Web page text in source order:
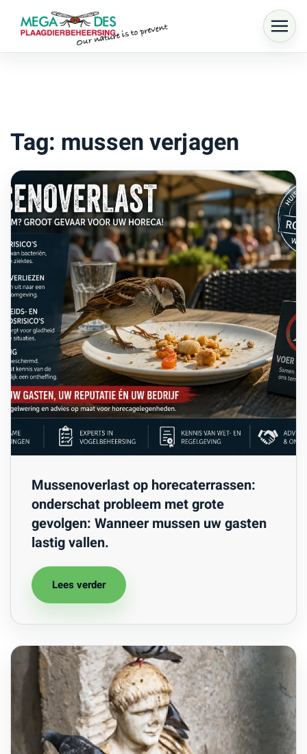
Skip to main content
Tag: mussen verjagen
Mussenoverlast op horecaterrassen:
onderschat probleem met grote
gevolgen: Wanneer mussen uw gasten
lastig vallen.
Lees verder